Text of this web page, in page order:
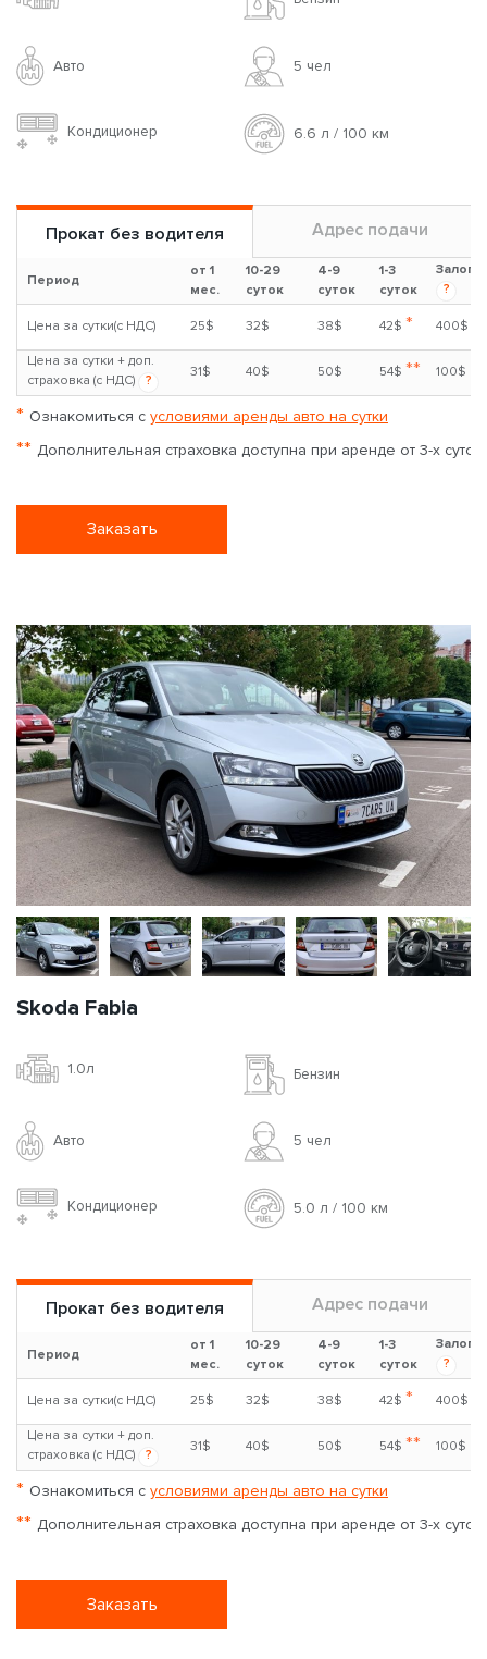
Авто 5 чел
Кондиционер 6.6 л / 100 км
Прокат без водителя Адрес подачи
Период
от 1
мес.
10-29
суток
4-9
суток
1-3
суток
Залог
?
Цена за сутки(с НДС) 25$ 32$ 38$ 42$ * 400$
Цена за сутки + доп.
страховка (с НДС)
?
31$ 40$ 50$ 54$ ** 100$
* Ознакомиться с условиями аренды авто на сутки
** Дополнительная страховка доступна при аренде от 3-х суток
Заказать
Skoda Fabia
1.0л Бензин
Авто 5 чел
Кондиционер 5.0 л / 100 км
Прокат без водителя Адрес подачи
Период
от 1
мес.
10-29
суток
4-9
суток
1-3
суток
Залог
?
Цена за сутки(с НДС) 25$ 32$ 38$ 42$ * 400$
Цена за сутки + доп.
страховка (с НДС)
?
31$ 40$ 50$ 54$ ** 100$
* Ознакомиться с условиями аренды авто на сутки
** Дополнительная страховка доступна при аренде от 3-х суток
Заказать